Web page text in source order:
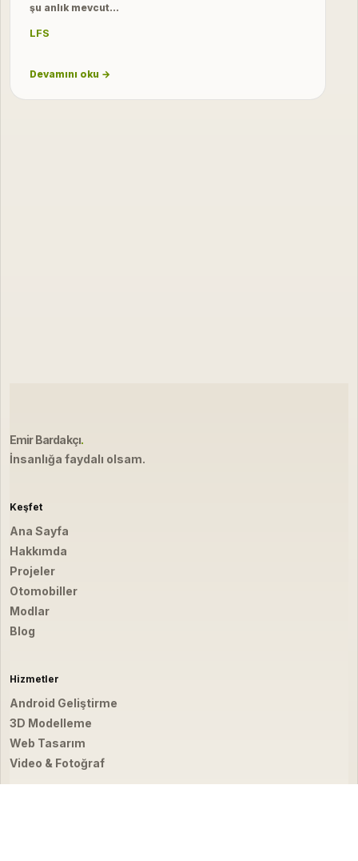
şu anlık mevcut…
LFS
Devamını oku →
Emir Bardakçı.
İnsanlığa faydalı olsam.
Keşfet
Ana Sayfa
Hakkımda
Projeler
Otomobiller
Modlar
Blog
Hizmetler
Android Geliştirme
3D Modelleme
Web Tasarım
Video & Fotoğraf